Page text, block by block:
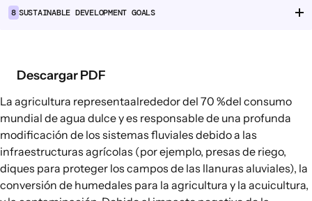
Consumo alimentario
Opciones políticas en agricultura y
Conexiones
8 SUSTAINABLE DEVELOPMENT GOALS
Descargar PDF
La agricultura representaalrededor del 70 %del consumo
mundial de agua dulce y es responsable de una profunda
modificación de los sistemas fluviales debido a las
infraestructuras agrícolas (por ejemplo, presas de riego,
diques para proteger los campos de las llanuras aluviales), la
conversión de humedales para la agricultura y la acuicultura,